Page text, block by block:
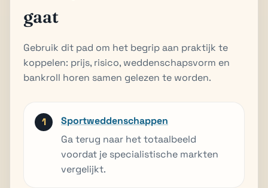
gaat
Gebruik dit pad om het begrip aan praktijk te
koppelen: prijs, risico, weddenschapsvorm en
bankroll horen samen gelezen te worden.
Sportweddenschappen
Ga terug naar het totaalbeeld
voordat je specialistische markten
vergelijkt.